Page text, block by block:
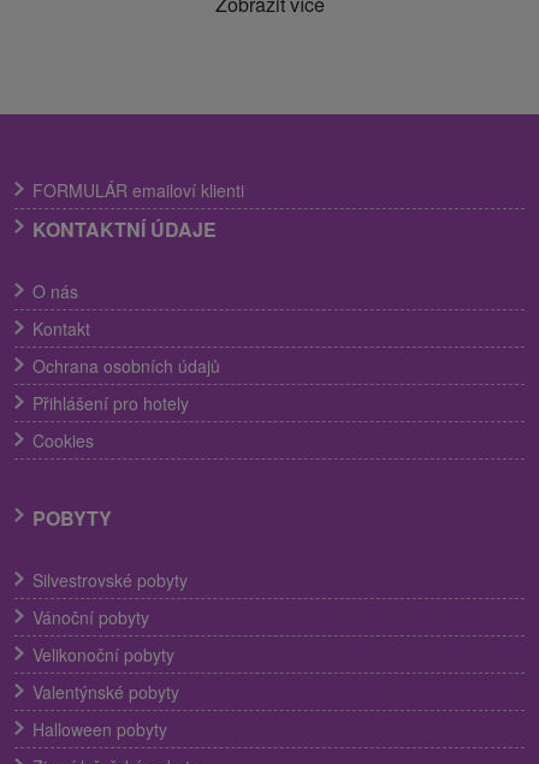
FORMULÁR emailoví klienti
KONTAKTNÍ ÚDAJE
O nás
Kontakt
Ochrana osobních údajů
Přihlášení pro hotely
Cookies
POBYTY
Silvestrovské pobyty
Vánoční pobyty
Velikonoční pobyty
Valentýnské pobyty
Halloween pobyty